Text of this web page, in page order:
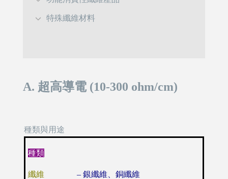
特殊纖維材料
A. 超高導電 (10-300 ohm/cm)
種類與用途
種類
纖維 – 銀纖維、銅纖維